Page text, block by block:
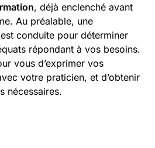
, déjà enclenché avant
Au préalable, une
conduite pour déterminer
répondant à vos besoins.
vous d’exprimer vos
votre praticien, et d’obtenir
nécessaires.